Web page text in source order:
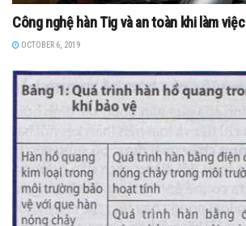
Công nghệ hàn Tig và an toàn khi làm việc
OCTOBER 6, 2019